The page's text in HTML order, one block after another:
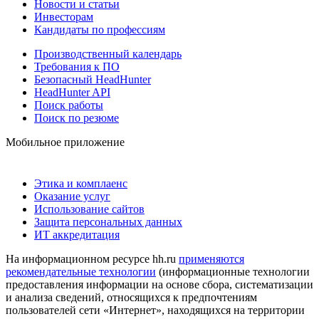
Новости и статьи
Инвесторам
Кандидаты по профессиям
Производственный календарь
Требования к ПО
Безопасный HeadHunter
HeadHunter API
Поиск работы
Поиск по резюме
Мобильное приложение
Этика и комплаенс
Оказание услуг
Использование сайтов
Защита персональных данных
ИТ аккредитация
На информационном ресурсе hh.ru применяются
рекомендательные технологии (информационные технологии
предоставления информации на основе сбора, систематизации
и анализа сведений, относящихся к предпочтениям
пользователей сети «Интернет», находящихся на территории